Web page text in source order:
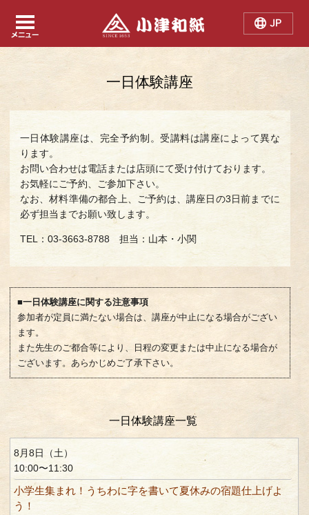
Japanese
English
Chinese
一日体験講座
一日体験講座は、完全予約制。受講料は講座によって異な
ります。
お問い合わせは電話または店頭にて受け付けております。
お気軽にご予約、ご参加下さい。
なお、材料準備の都合上、ご予約は、講座日の3日前までに
必ず担当までお願い致します。
TEL：03-3663-8788 担当：山本・小関
■一日体験講座に関する注意事項
参加者が定員に満たない場合は、講座が中止になる場合がござい
ます。
また先生のご都合等により、日程の変更または中止になる場合が
ございます。あらかじめご了承下さい。
一日体験講座一覧
8月8日（土）
10:00〜11:30
小学生集まれ！うちわに字を書いて夏休みの宿題仕上げよ
う！